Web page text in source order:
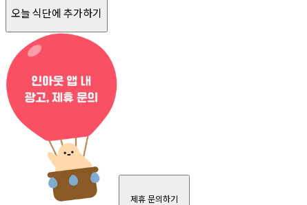
오늘 식단에 추가하기
제휴 문의하기